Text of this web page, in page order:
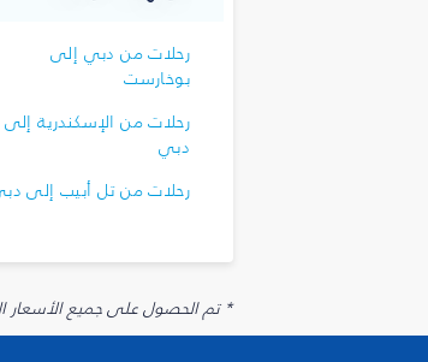
رحلات من دبي إلى
بوخارست
رحلات من الإسكندرية إلى
دبي
رحلات من تل أبيب إلى
* تم الحصول على جميع الأسعار المعروضة خلال آخر 48 ساعة قد لا تكون متوفرة في وقت